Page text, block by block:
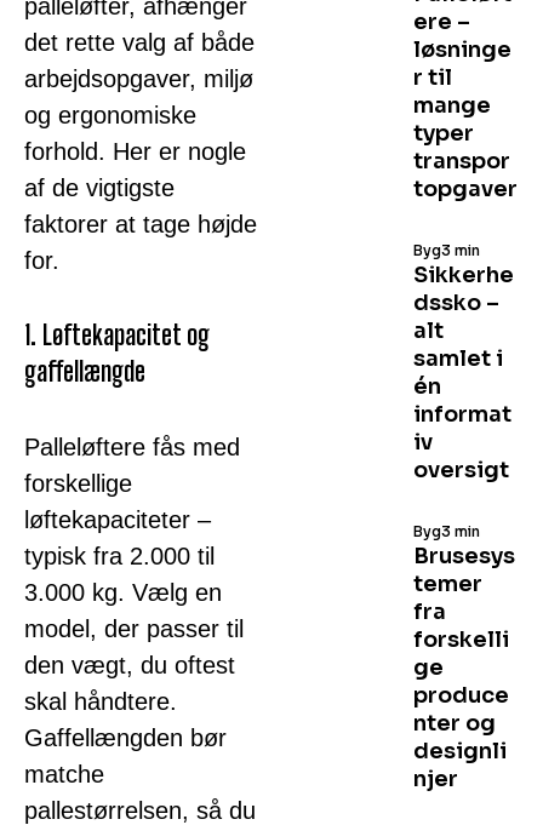
palleløfter, afhænger
det rette valg af både
arbejdsopgaver, miljø
og ergonomiske
forhold. Her er nogle
af de vigtigste
faktorer at tage højde
for.
1. Løftekapacitet og
gaffellængde
Palleløftere fås med
forskellige
løftekapaciteter –
typisk fra 2.000 til
3.000 kg. Vælg en
model, der passer til
den vægt, du oftest
skal håndtere.
Gaffellængden bør
matche
pallestørrelsen, så du
ere –
løsninge
r til
mange
typer
transpor
topgaver
Sikkerhe
dssko –
alt
samlet i
én
informat
iv
oversigt
Byg3 min
Brusesys
temer
fra
forskelli
ge
produce
nter og
designli
njer
Byg3 min